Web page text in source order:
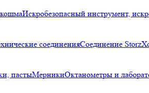
Искробезопасный инструмент,
соединенияСоединение Storz
пастыМерникиОктанометры и